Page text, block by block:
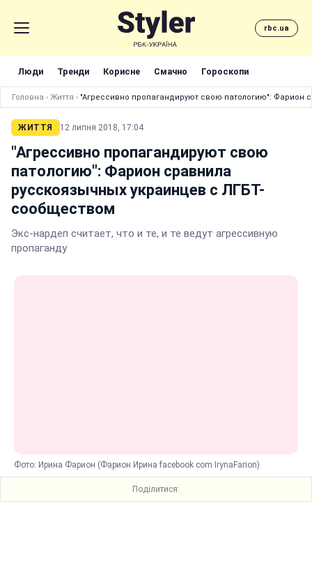
rbc.ua
Люди Тренди Корисне Смачно Гороскопи
Головна › Життя › "Агрессивно пропагандируют свою патологию": Фарион
ЖИТТЯ 12 липня 2018, 17:04
"Агрессивно пропагандируют свою
патологию": Фарион сравнила
русскоязычных украинцев с ЛГБТ-
сообществом
Экс-нардеп считает, что и те, и те ведут агрессивную
пропаганду
Фото: Ирина Фарион (Фарион Ирина facebook com IrynaFarion)
Поділитися: